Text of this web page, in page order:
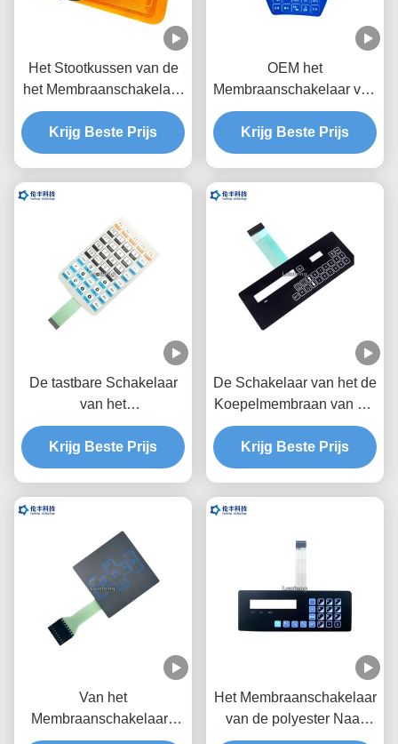
Het Stootkussen van de
het Membraanschakelaar
van de polyesterdouane
voor het Ontdekken van
Instrument
Krijg Beste Prijs
OEM het
Membraanschakelaar van
de Metaalkoepel, 1.0mm
de Koepel Tastbare
Schakelaar van het
Krijg Beste Prijs
De tastbare Schakelaar
van het
HUISDIERENmembraan,
Tastbare de
Schakelaaroem van de
Krijg Beste Prijs
De Schakelaar van het de
Koepelmembraan van het
Autotypef150 Metaal,
Toetsenbord van de
HUISDIEREN het
Krijg Beste Prijs
Van het
Membraanschakelaars
van de hoge Prestaties
Het Membraanschakelaar
van de polyester Naar
maat gemaakte Knoop